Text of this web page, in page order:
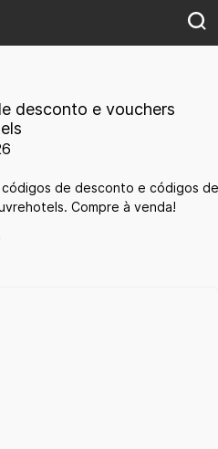
desconto e vouchers
de desconto e códigos de
Compre à venda!